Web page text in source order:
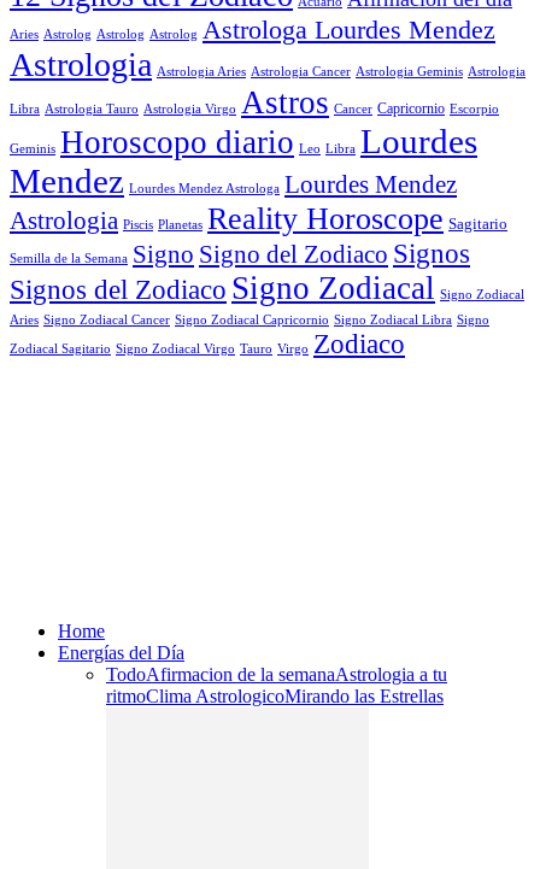
Aries Astrolog Astrolog Astrolog Astrologa Lourdes Mendez
Astrologia Astrologia Aries Astrologia Cancer Astrologia Geminis Astrologia
Libra Astrologia Tauro Astrologia Virgo Astros Cancer Capricornio Escorpio
Geminis Horoscopo diario Leo Libra Lourdes
Mendez Lourdes Mendez Astrologa Lourdes Mendez
Astrologia Piscis Planetas Reality Horoscope Sagitario
Semilla de la Semana Signo Signo del Zodiaco Signos
Signos del Zodiaco Signo Zodiacal Signo Zodiacal
Aries Signo Zodiacal Cancer Signo Zodiacal Capricornio Signo Zodiacal Libra Signo
Zodiacal Sagitario Signo Zodiacal Virgo Tauro Virgo Zodiaco
Home
Energías del Día
TodoAfirmacion de la semanaAstrologia a tu
ritmoClima AstrologicoMirando las Estrellas